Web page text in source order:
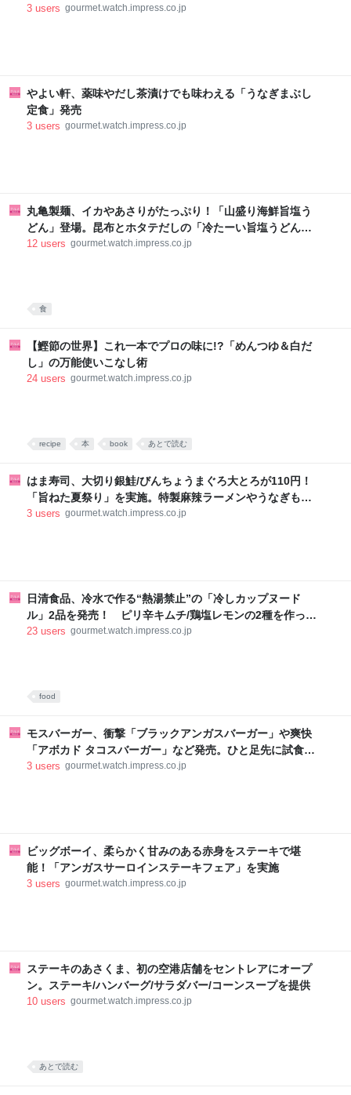
3 users gourmet.watch.impress.co.jp
やよい軒、薬味やだし茶漬けでも味わえる「うなぎまぶし
定食」発売
3 users gourmet.watch.impress.co.jp
丸亀製麺、イカやあさりがたっぷり！「山盛り海鮮旨塩う
どん」登場。昆布とホタテだしの「冷たーい旨塩うどん」3
品発売
12 users gourmet.watch.impress.co.jp
食
【鰹節の世界】これ一本でプロの味に!?「めんつゆ＆白だ
し」の万能使いこなし術
24 users gourmet.watch.impress.co.jp
recipe 本 book あとで読む
はま寿司、大切り銀鮭/びんちょうまぐろ大とろが110円！
「旨ねた夏祭り」を実施。特製麻辣ラーメンやうなぎも登
場
3 users gourmet.watch.impress.co.jp
日清食品、冷水で作る“熱湯禁止”の「冷しカップヌード
ル」2品を発売！ ピリ辛キムチ/鶏塩レモンの2種を作って
みた
23 users gourmet.watch.impress.co.jp
food
モスバーガー、衝撃「ブラックアンガスバーガー」や爽快
「アボカド タコスバーガー」など発売。ひと足先に試食し
てみた
3 users gourmet.watch.impress.co.jp
ビッグボーイ、柔らかく甘みのある赤身をステーキで堪
能！「アンガスサーロインステーキフェア」を実施
3 users gourmet.watch.impress.co.jp
ステーキのあさくま、初の空港店舗をセントレアにオープ
ン。ステーキ/ハンバーグ/サラダバー/コーンスープを提供
10 users gourmet.watch.impress.co.jp
あとで読む